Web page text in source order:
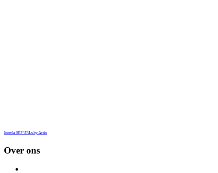
Joomla SEF URLs by Artio
Over ons